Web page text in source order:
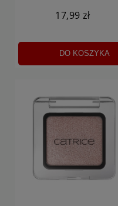
17,99 zł
DO KOSZYKA